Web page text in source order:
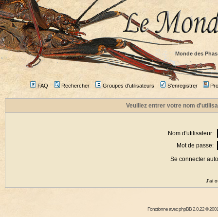
Monde des
FAQ Rechercher Groupes d'utilisateurs S'enregistrer
Veuillez entrer votre nom
Nom d'utilisateur:
Mot de passe:
Se connecter
J'ai
Fonctionne avecphpBB2.0.22 ©